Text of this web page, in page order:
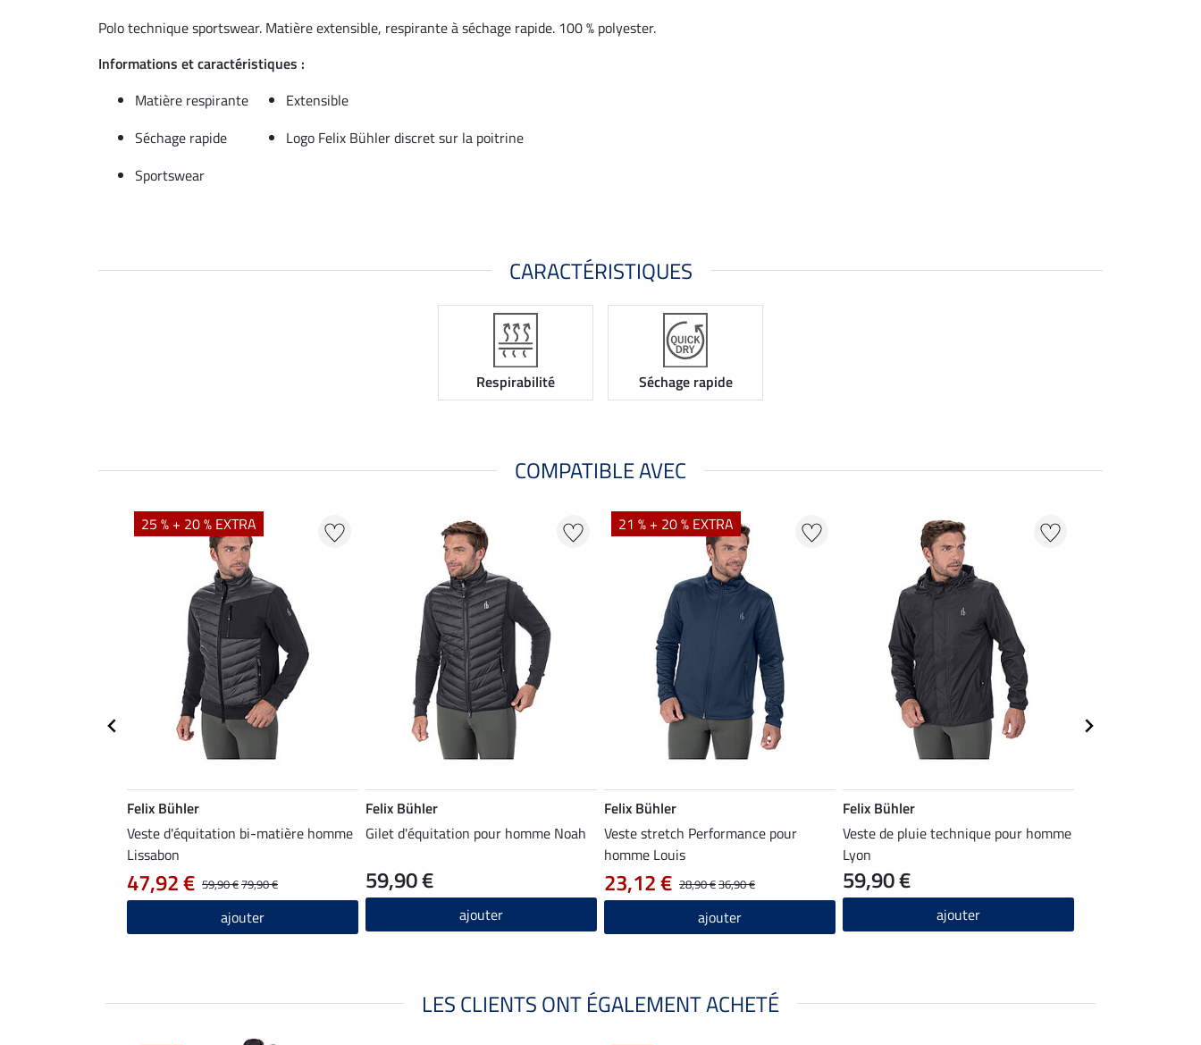
Polo technique sportswear. Matière extensible, respirante à séchage rapide. 100 % polyester.
Informations et caractéristiques :
Matière respirante
Extensible
Séchage rapide
Logo Felix Bühler discret sur la poitrine
Sportswear
CARACTÉRISTIQUES
Respirabilité Séchage rapide
COMPATIBLE AVEC
25 % + 20 % EXTRA
Felix Bühler
Veste d'équitation bi-matière homme
Lissabon
59,90 €79,90 €
47,92 €
ajouter
Felix Bühler
Gilet d'équitation pour homme Noah
59,90 €
ajouter
21 % + 20 % EXTRA
Felix Bühler
Veste stretch Performance pour
homme Louis
28,90 €36,90 €
23,12 €
ajouter
Felix Bühler
Veste de pluie technique pour homme
Lyon
59,90 €
ajouter
LES CLIENTS ONT ÉGALEMENT ACHETÉ